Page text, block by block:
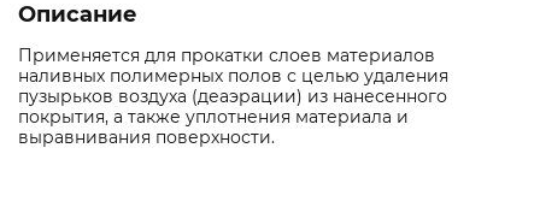
Описание
Применяется для прокатки слоев материалов
наливных полимерных полов с целью удаления
пузырьков воздуха (деаэрации) из нанесенного
покрытия, а также уплотнения материала и
выравнивания поверхности.